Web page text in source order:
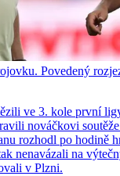
Povedený
ve 3. kole první
nováčkovi
rozhodl po hodině
nenavázali na
v Plzni.